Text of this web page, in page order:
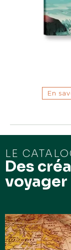
En
LE
Des
voyager